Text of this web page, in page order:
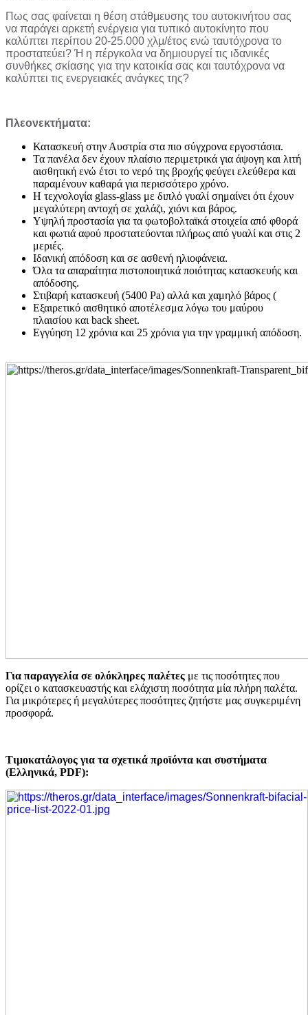
Πως σας φαίνεται η θέση στάθμευσης του αυτοκινήτου σας
να παράγει αρκετή ενέργεια για τυπικό αυτοκίνητο που
καλύπτει περίπου 20-25.000 χλμ/έτος ενώ ταυτόχρονα το
προστατεύει? Ή η πέργκολα να δημιουργεί τις ιδανικές
συνθήκες σκίασης για την κατοικία σας και ταυτόχρονα να
καλύπτει τις ενεργειακές ανάγκες της?
Πλεονεκτήματα:
Κατασκευή στην Αυστρία στα πιο σύγχρονα εργοστάσια.
Τα πανέλα δεν έχουν πλαίσιο περιμετρικά για άψογη και λιτή
αισθητική ενώ έτσι το νερό της βροχής φεύγει ελεύθερα και
παραμένουν καθαρά για περισσότερο χρόνο.
Η τεχνολογία glass-glass με διπλό γυαλί σημαίνει ότι έχουν
μεγαλύτερη αντοχή σε χαλάζι, χιόνι και βάρος.
Υψηλή προστασία για τα φωτοβολταϊκά στοιχεία από φθορά
και φωτιά αφού προστατεύονται πλήρως από γυαλί και στις 2
μεριές.
Ιδανική απόδοση και σε ασθενή ηλιοφάνεια.
Όλα τα απαραίτητα πιστοποιητικά ποιότητας κατασκευής και
απόδοσης.
Στιβαρή κατασκευή (5400 Pa) αλλά και χαμηλό βάρος (
Εξαιρετικό αισθητικό αποτέλεσμα λόγω του μαύρου
πλαισίου και back sheet.
Εγγύηση 12 χρόνια και 25 χρόνια για την γραμμική απόδοση.
Για παραγγελία σε ολόκληρες παλέτες με τις ποσότητες που
ορίζει ο κατασκευαστής και ελάχιστη ποσότητα μία πλήρη παλέτα.
Για μικρότερες ή μεγαλύτερες ποσότητες ζητήστε μας συγκεριμένη
προσφορά.
Τιμοκατάλογος για τα σχετικά προϊόντα και συστήματα
(Ελληνικά, PDF):